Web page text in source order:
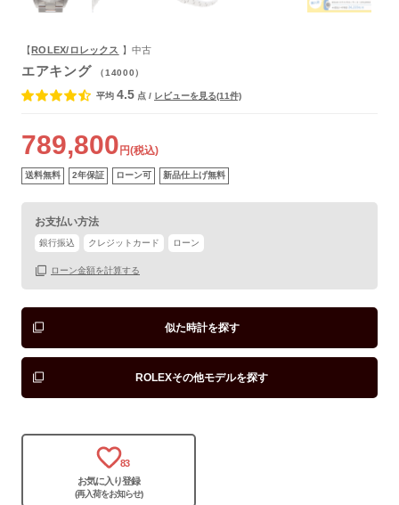
【 ROLEX/ロレックス 】中古
エアキング （14000）
平均 4.5 点 / レビューを見る(11件)
789,800 円(税込)
送料無料 2年保証 ローン可 新品仕上げ無料
お支払い方法
銀行振込 クレジットカード ローン
ローン金額を計算する
似た時計を探す
ROLEXその他モデルを探す
83
お気に入り登録
(再入荷をお知らせ)
保証書
箱